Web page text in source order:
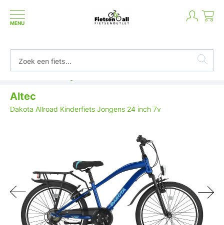
MENU
Altec
Dakota Allroad Kinderfiets Jongens 24 inch 7v